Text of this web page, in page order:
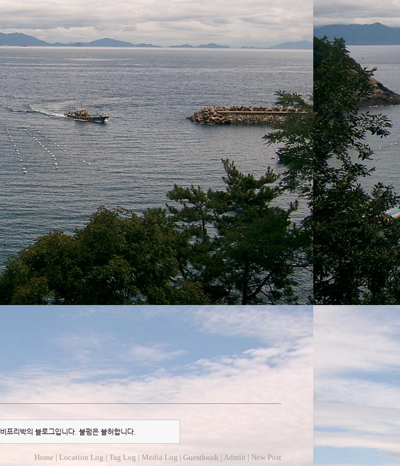
비프리박의 블로그입니다. 불펌은 불허합니다.
Home | Location Log | Tag Log | Media Log | Guestbook | Admin | New Post